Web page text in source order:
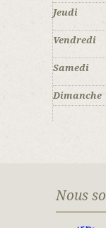
Jeudi
Vendredi
Samedi
Dimanche
Nous